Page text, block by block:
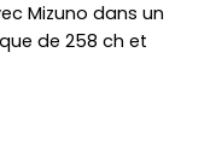
Mizuno dans un
de 258 ch et